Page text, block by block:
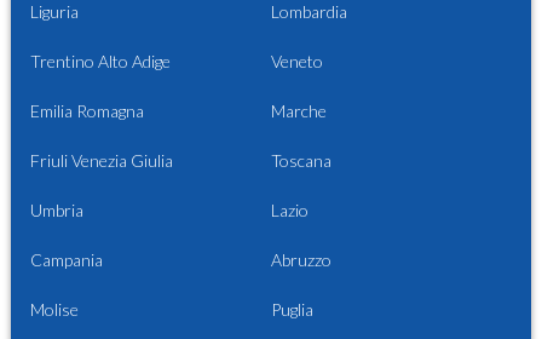
Liguria Lombardia
Trentino Alto Adige Veneto
Emilia Romagna Marche
Friuli Venezia Giulia Toscana
Umbria Lazio
Campania Abruzzo
Molise Puglia